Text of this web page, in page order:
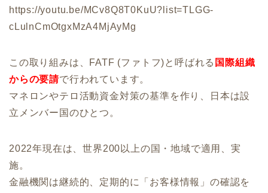
https://youtu.be/MCv8Q8T0KuU?list=TLGG-
cLulnCmOtgxMzA4MjAyMg
この取り組みは、FATF (ファトフ)と呼ばれる 国際組織
からの要請で行われています。
マネロンやテロ活動資金対策の基準を作り、日本は設
立メンバー国のひとつ。
2022年現在は、世界200以上の国・地域で適用、実
施。
金融機関は継続的、定期的に「お客様情報」の確認を